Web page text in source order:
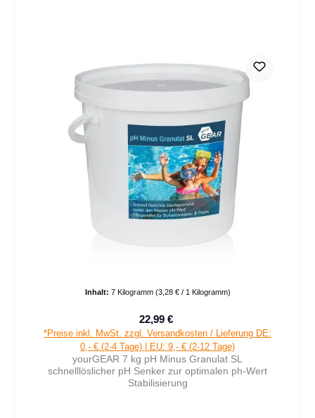
Inhalt: 7 Kilogramm (3,28 € / 1 Kilogramm)
Verkaufspreis:
22,99 €
*Preise inkl. MwSt. zzgl. Versandkosten / Lieferung DE:
0,- € (2-4 Tage) | EU: 9,- € (2-12 Tage)
yourGEAR 7 kg pH Minus Granulat SL
schnelllöslicher pH Senker zur optimalen ph-Wert
Stabilisierung